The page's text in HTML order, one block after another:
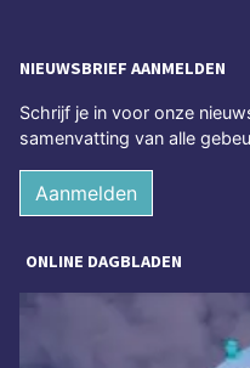
NIEUWSBRIEF AANMELDEN
Schrijf je in voor onze
samenvatting van alle
Aanmelden
ONLINE DAGBLADEN